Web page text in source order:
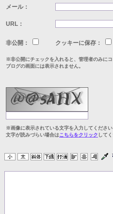
メール：
URL：
非公開： クッキーに保存：
※非公開にチェックを入れると、管理者のみに
ブログの画面には表示されません。
※画像に表示されている文字を入力してくださ
文字が読みづらい場合はこちらをクリック して